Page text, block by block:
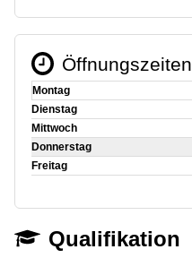
Öffnungszeiten
Montag
Dienstag
Mittwoch
Donnerstag
Freitag
Qualifikation